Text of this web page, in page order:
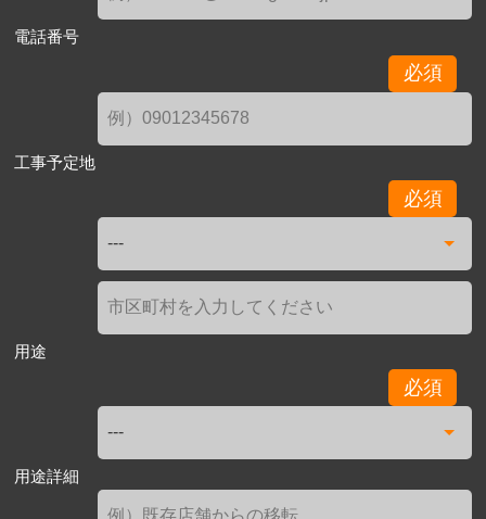
電話番号
必須
工事予定地
必須
用途
必須
用途詳細